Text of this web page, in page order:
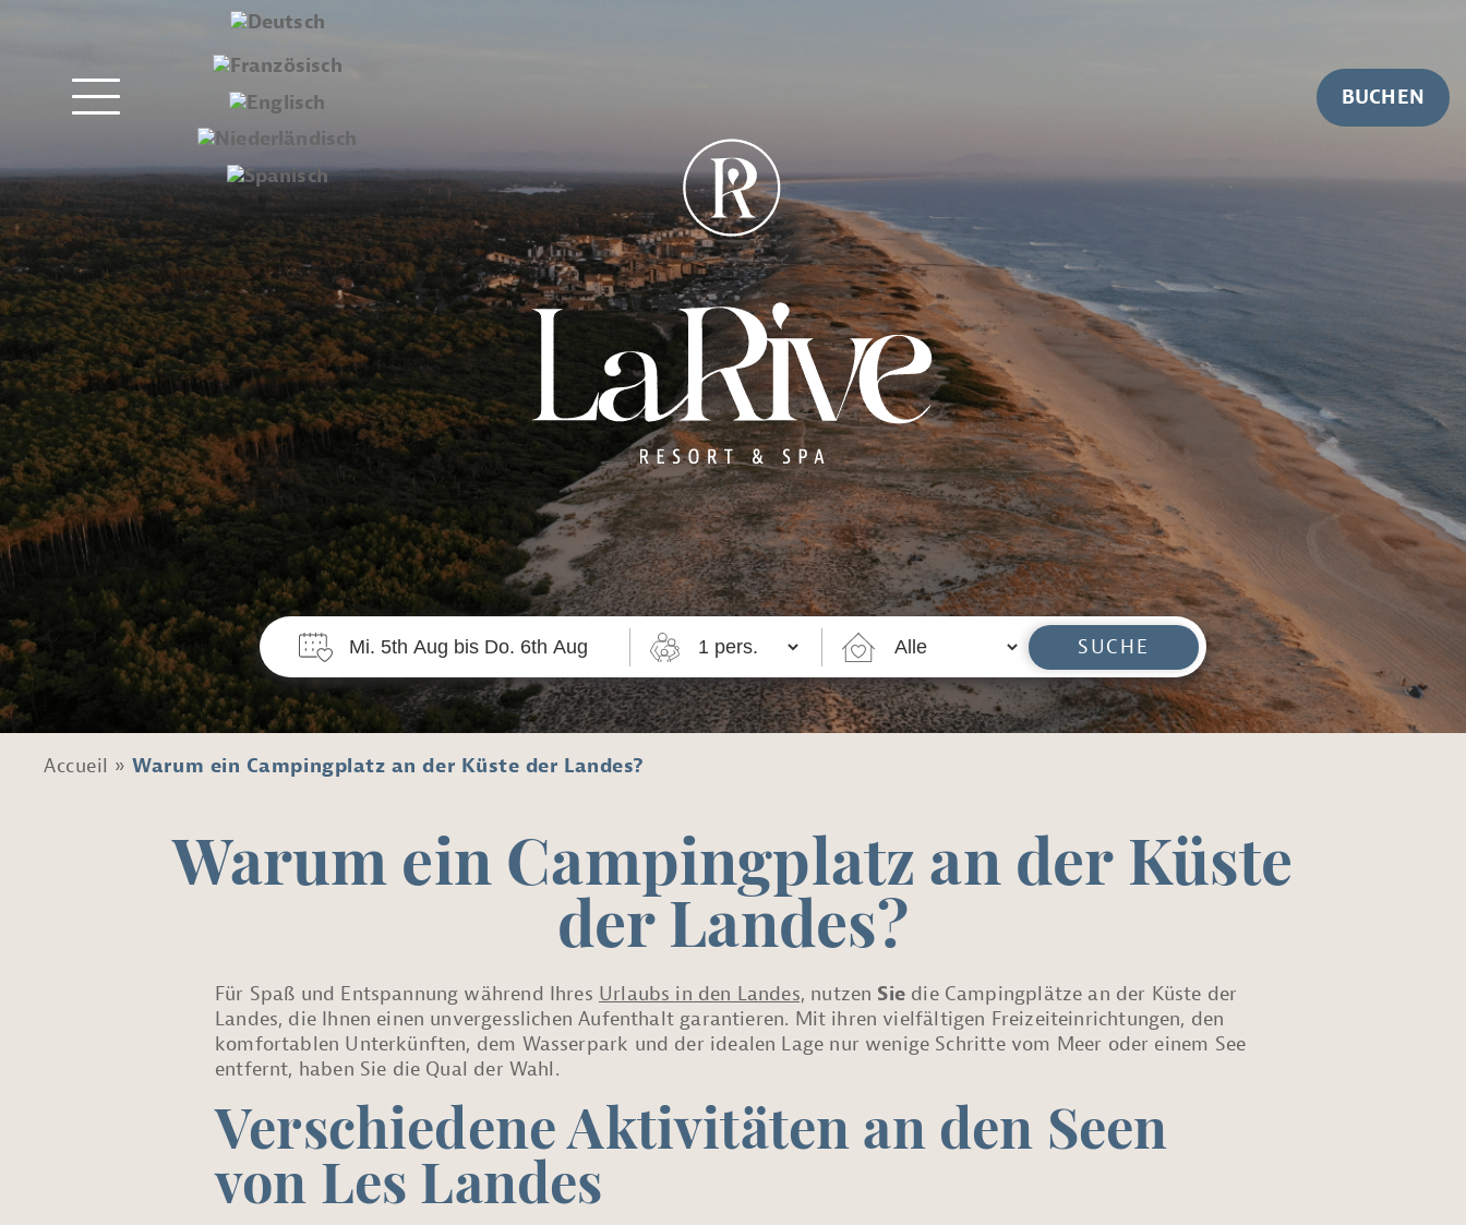
BUCHEN
SUCHE
Accueil »Warum ein Campingplatz an der Küste der Landes?
Warum ein Campingplatz an der Küste
der Landes?
Für Spaß und Entspannung während Ihres Urlaubs in den Landes, nutzen Sie die Campingplätze an der Küste der
Landes, die Ihnen einen unvergesslichen Aufenthalt garantieren. Mit ihren vielfältigen Freizeiteinrichtungen, den
komfortablen Unterkünften, dem Wasserpark und der idealen Lage nur wenige Schritte vom Meer oder einem See
entfernt, haben Sie die Qual der Wahl.
Verschiedene Aktivitäten an den Seen
von Les Landes